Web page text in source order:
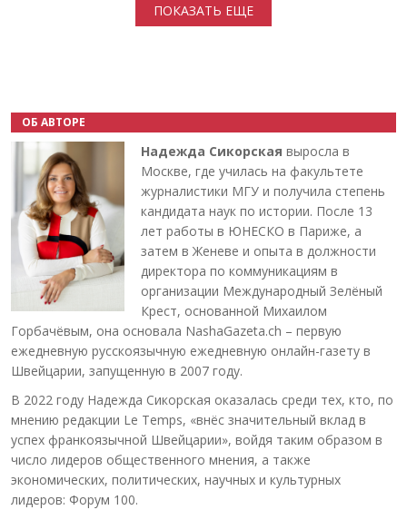
ПОКАЗАТЬ ЕЩЕ
ОБ АВТОРЕ
Надежда Сикорская выросла в
Москве, где училась на факультете
журналистики МГУ и получила степень
кандидата наук по истории. После 13
лет работы в ЮНЕСКО в Париже, а
затем в Женеве и опыта в должности
директора по коммуникациям в
организации Международный Зелёный
Крест, основанной Михаилом
Горбачёвым, она основала NashaGazeta.ch – первую
ежедневную русскоязычную ежедневную онлайн-газету в
Швейцарии, запущенную в 2007 году.
В 2022 году Надежда Сикорская оказалась среди тех, кто, по
мнению редакции Le Temps, «внёс значительный вклад в
успех франкоязычной Швейцарии», войдя таким образом в
число лидеров общественного мнения, а также
экономических, политических, научных и культурных
лидеров: Форум 100.